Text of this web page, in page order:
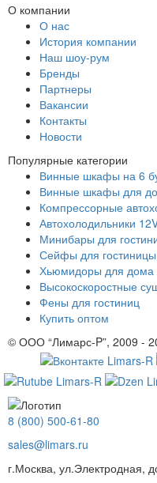
О компании
О нас
История компании
Наш шоу-рум
Бренды
Партнеры
Вакансии
Контакты
Новости
Популярные категории
Винные шкафы на 6
Винные шкафы для
Компрессорные
Автохолодильники
Минибары для
Сейфы для гостиницы
Хьюмидоры для дома
Высокоскоростные
Фены для гостиниц
Купить оптом
© ООО “Лимарс-P”, 2009 -
8 (800) 500-61-80
sales@limars.ru
г.Москва, ул.Электродная,